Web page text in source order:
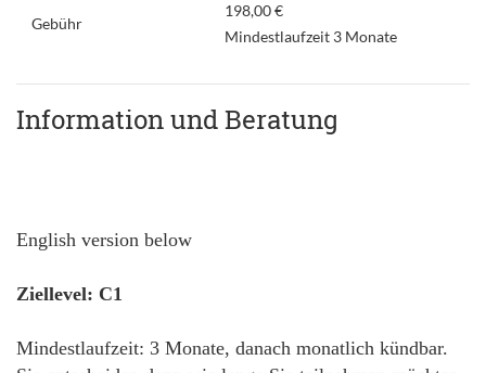
Gebühr
198,00 €
Mindestlaufzeit 3 Monate
Information und Beratung
English version below
Ziellevel: C1
Mindestlaufzeit: 3 Monate, danach monatlich kündbar.